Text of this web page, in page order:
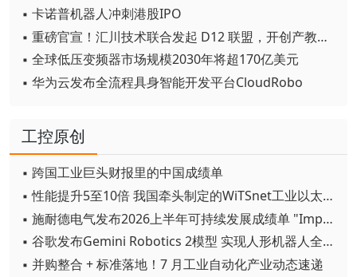
▪ 卡诺普机器人冲刺港股IPO
▪ 重磅官宣！汇川技术联合发起 D12 联盟，开创产教融合新范式
▪ 全球低压变频器市场规模2030年将超170亿美元
▪ 华为云发布全流程具身智能开发平台CloudRobo
工控原创
▪ 跨国工业巨头财报里的中国成绩单
▪ 性能提升5至10倍 我国牵头制定的WiTSnet工业以太网国际标准正式发布
▪ 施耐德电气发布2026上半年可持续发展成绩单 "Impact 2030"路线图开局稳健
▪ 谷歌发布Gemini Robotics 2模型 实现人形机器人全身智能控制突破
▪ 并购整合 + 标准落地！7 月工业自动化产业动态速递